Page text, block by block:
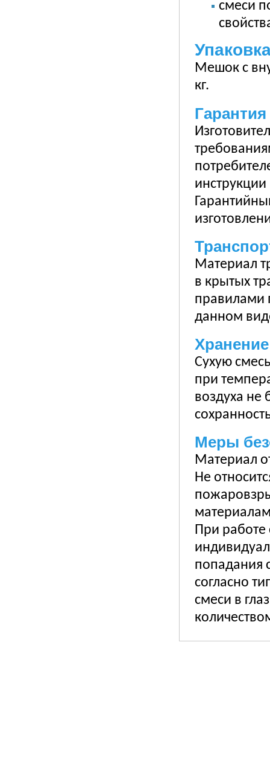
смеси
Мешок с
кг.
Материал
в крытых
правилами
данном
Хранение
Сухую
при
воздуха не
Меры
Материал
Не
При работе
попадания
согласно
смеси в